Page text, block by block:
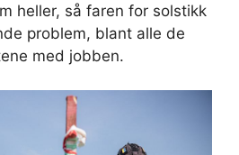
heller, så faren for solstikk
problem, blant alle de
med jobben.